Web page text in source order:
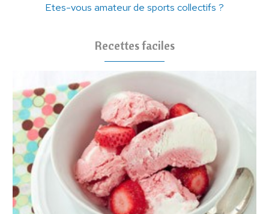
Etes-vous amateur de sports collectifs ?
Recettes faciles